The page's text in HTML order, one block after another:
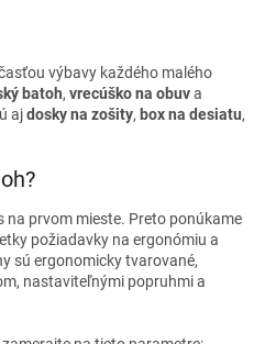
d
a
c
p
v
k
y
v
výbavy každého malého
batoh, vrecúško na obuva
ajdosky na zošity, box na desiatu,
na prvom mieste. Preto ponúkame
požiadavky na ergonómiu a
sú ergonomicky tvarované,
nastaviteľnými popruhmi a